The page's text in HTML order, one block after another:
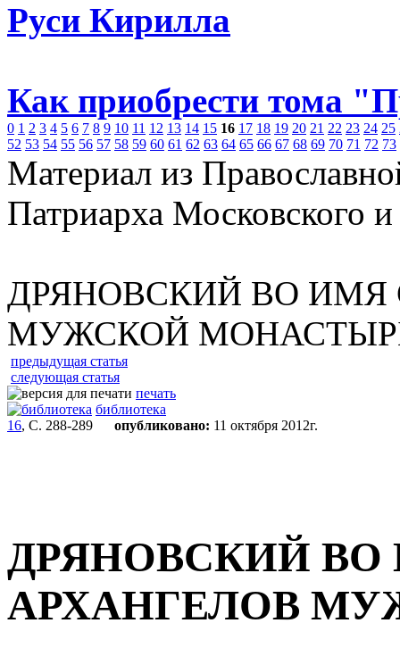
Руси Кирилла
Как приобрести тома
0 1 2 3 4 5 6 7 8 9 10 11 12 13 14 15 16 17 18 19 20 21 22 23 24 25
52 53 54 55 56 57 58 59 60 61 62 63 64 65 66 67 68 69 70 71 72 73
Материал из
Патриарха Московского
ДРЯНОВСКИЙ ВО ИМЯ
МУЖСКОЙ
предыдущая статья
следующая статья
печать
библиотека
16, С. 288-289 опубликовано: 11 октября 2012г.
ДРЯНОВСКИЙ
АРХАНГЕЛОВ